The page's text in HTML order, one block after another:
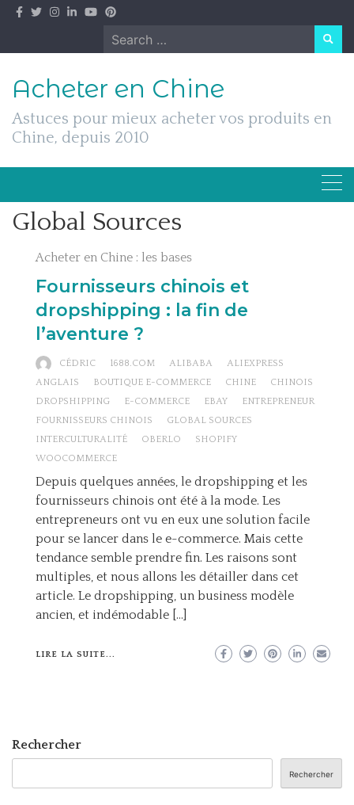
Skip
Search
for:
Acheter en Chine
Astuces pour mieux acheter vos produits en
Chine, depuis 2010
Global Sources
Acheter en Chine : les bases
Fournisseurs chinois et
dropshipping : la fin de
l’aventure ?
CÉDRIC 1688.COM ALIBABA
ALIEXPRESS
ANGLAIS
BOUTIQUE E-COMMERCE CHINE
CHINOIS
DROPSHIPPING
E-COMMERCE EBAY
ENTREPRENEUR
FOURNISSEURS CHINOIS
GLOBAL SOURCES
INTERCULTURALITÉ
OBERLO
SHOPIFY
WOOCOMMERCE
Depuis quelques années, le dropshipping et les
fournisseurs chinois ont été à la mode. Les
entrepreneurs ont vu en eux une solution facile
pour se lancer dans le e-commerce. Mais cette
tendance semble prendre fin. Les raisons sont
multiples, et nous allons les détailler dans cet
article. Le dropshipping, un business modèle
ancien, et indémodable […]
LIRE LA SUITE...
Rechercher
Rechercher